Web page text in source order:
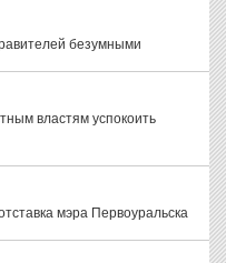
безумными
властям успокоить
мэра Первоуральска